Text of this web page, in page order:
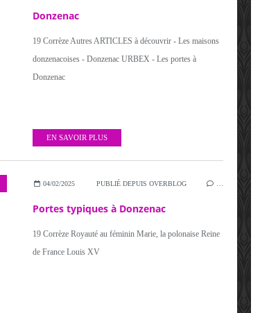
Donzenac
19 Corrèze Autres ARTICLES à découvrir - Les maisons
donzenacoises - Donzenac URBEX - Les portes à
Donzenac
EN SAVOIR PLUS
04/02/2025 PUBLIÉ DEPUIS OVERBLOG
Portes typiques à Donzenac
19 Corrèze Royauté au féminin Marie, la polonaise Reine
de France Louis XV